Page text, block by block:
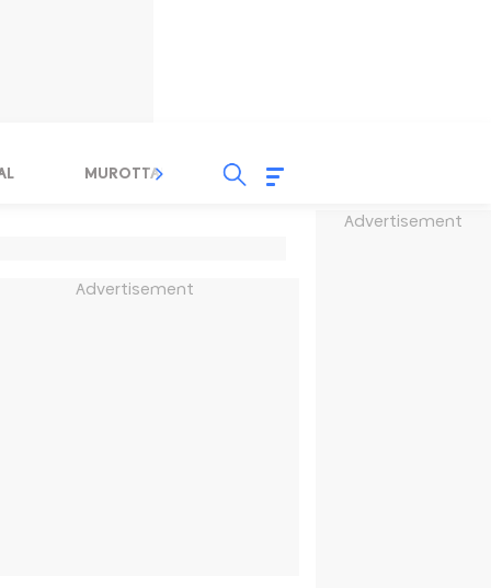
Advertisement
MUROTTAL TAUSYIAH
Advertisement